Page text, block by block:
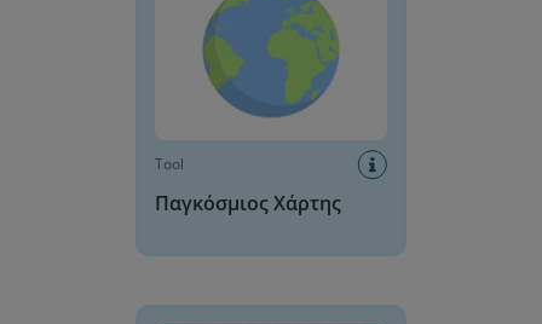
Tool
Παγκόσμιος Χάρτης